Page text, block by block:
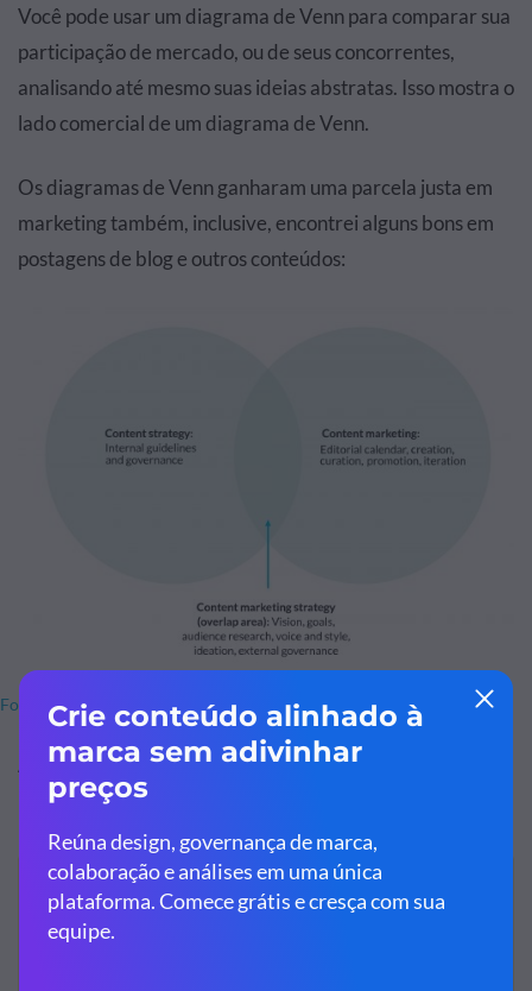
Você pode usar um diagrama de Venn para comparar sua
participação de mercado, ou de seus concorrentes,
analisando até mesmo suas ideias abstratas. Isso mostra o
lado comercial de um diagrama de Venn.
Os diagramas de Venn ganharam uma parcela justa em
marketing também, inclusive, encontrei alguns bons em
postagens de blog e outros conteúdos:
Fonte da imagem
Além disso, este é um bom exemplo de promoção do seu
produto: